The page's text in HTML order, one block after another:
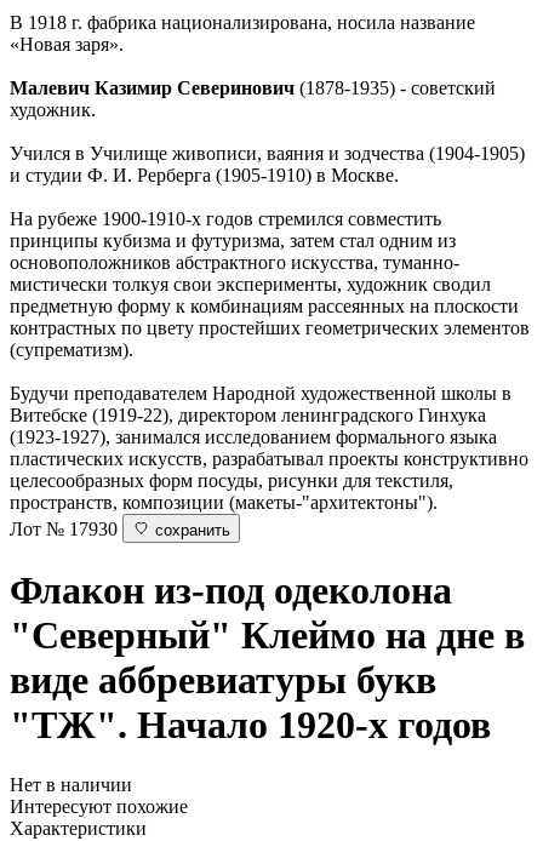
В 1918 г. фабрика национализирована, носила название
«Новая заря».
Малевич Казимир Северинович (1878-1935) - советский
художник.
Учился в Училище живописи, ваяния и зодчества (1904-1905)
и студии Ф. И. Рерберга (1905-1910) в Москве.
На рубеже 1900-1910-х годов стремился совместить
принципы кубизма и футуризма, затем стал одним из
основоположников абстрактного искусства, туманно-
мистически толкуя свои эксперименты, художник сводил
предметную форму к комбинациям рассеянных на плоскости
контрастных по цвету простейших геометрических элементов
(супрематизм).
Будучи преподавателем Народной художественной школы в
Витебске (1919-22), директором ленинградского Гинхука
(1923-1927), занимался исследованием формального языка
пластических искусств, разрабатывал проекты конструктивно
целесообразных форм посуды, рисунки для текстиля,
пространств, композиции (макеты-"архитектоны").
Лот № 17930
сохранить
Флакон из-под одеколона
"Северный" Клеймо на дне в
виде аббревиатуры букв
"ТЖ". Начало 1920-х годов
Нет в наличии
Интересуют похожие
Характеристики